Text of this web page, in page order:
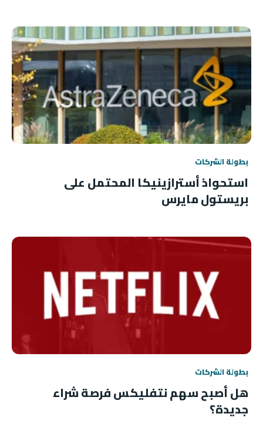
بطولة الشركات
استحواذ أسترازينيكا المحتمل على
بريستول مايرس
بطولة الشركات
هل أصبح سهم نتفليكس فرصة شراء
جديدة؟